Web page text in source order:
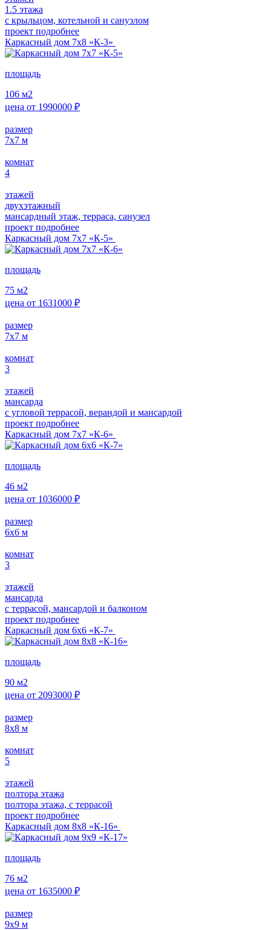
1.5 этажа
с крыльцом, котельной и санузлом
проект подробнее
Каркасный дом 7х8 «К-3»
площадь
106 м2
цена от 1990000 ₽
размер
7х7 м
комнат
4
этажей
двухэтажный
мансардный этаж, терраса, санузел
проект подробнее
Каркасный дом 7х7 «К-5»
площадь
75 м2
цена от 1631000 ₽
размер
7х7 м
комнат
3
этажей
мансарда
с угловой террасой, верандой и мансардой
проект подробнее
Каркасный дом 7х7 «К-6»
площадь
46 м2
цена от 1036000 ₽
размер
6х6 м
комнат
3
этажей
мансарда
с террасой, мансардой и балконом
проект подробнее
Каркасный дом 6х6 «К-7»
площадь
90 м2
цена от 2093000 ₽
размер
8х8 м
комнат
5
этажей
полтора этажа
полтора этажа, с террасой
проект подробнее
Каркасный дом 8х8 «К-16»
площадь
76 м2
цена от 1635000 ₽
размер
9х9 м